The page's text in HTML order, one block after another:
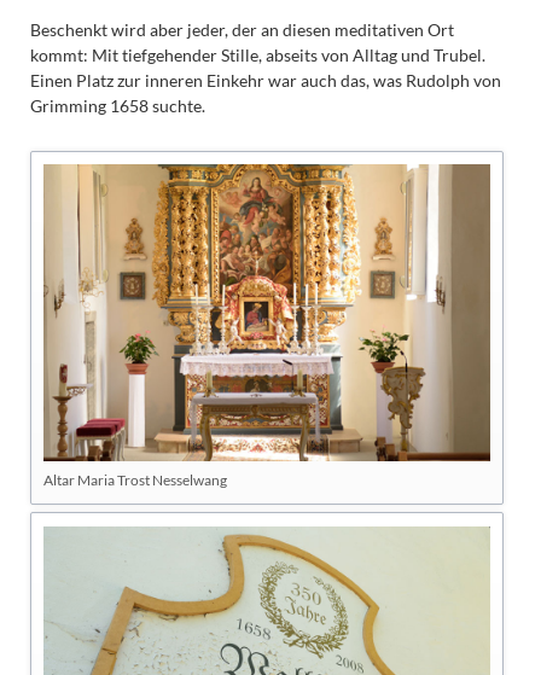
Beschenkt wird aber jeder, der an diesen meditativen Ort
kommt: Mit tiefgehender Stille, abseits von Alltag und Trubel.
Einen Platz zur inneren Einkehr war auch das, was Rudolph von
Grimming 1658 suchte.
Altar Maria Trost Nesselwang